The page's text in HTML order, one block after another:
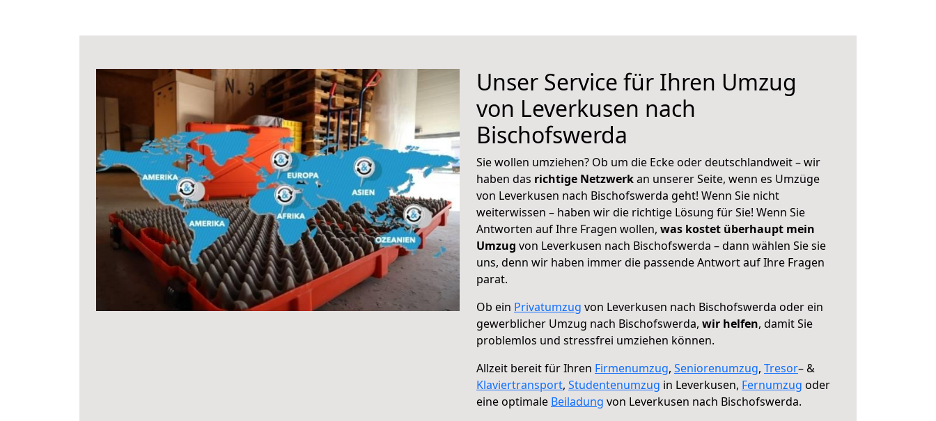
Unser Service für Ihren Umzug
von Leverkusen nach
Bischofswerda
Sie wollen umziehen? Ob um die Ecke oder deutschlandweit – wir
haben das richtige Netzwerkan unserer Seite, wenn es Umzüge
von Leverkusen nach Bischofswerda geht! Wenn Sie nicht
weiterwissen – haben wir die richtige Lösung für Sie! Wenn Sie
Antworten auf Ihre Fragen wollen, was kostet überhaupt mein
Umzug von Leverkusen nach Bischofswerda – dann wählen Sie sie
uns, denn wir haben immer die passende Antwort auf Ihre Fragen
parat.
Ob ein Privatumzug von Leverkusen nach Bischofswerda oder ein
gewerblicher Umzug nach Bischofswerda, wir helfen, damit Sie
problemlos und stressfrei umziehen können.
Allzeit bereit für Ihren Firmenumzug, Seniorenumzug, Tresor– &
Klaviertransport, Studentenumzug in Leverkusen, Fernumzug oder
eine optimale Beiladung von Leverkusen nach Bischofswerda.